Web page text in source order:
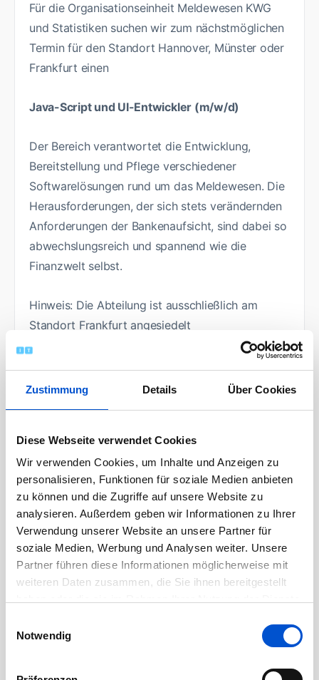
Zustimmung Details Über Cookies
Diese Webseite verwendet Cookies
Wir verwenden Cookies, um Inhalte und Anzeigen zu
personalisieren, Funktionen für soziale Medien anbieten
zu können und die Zugriffe auf unsere Website zu
analysieren. Außerdem geben wir Informationen zu Ihrer
Verwendung unserer Website an unsere Partner für
soziale Medien, Werbung und Analysen weiter. Unsere
Partner führen diese Informationen möglicherweise mit
weiteren Daten zusammen, die Sie ihnen bereitgestellt
Notwendig
Für die Organisationseinheit Meldewesen KWG
und Statistiken suchen wir zum nächstmöglichen
Termin für den Standort Hannover, Münster oder
Frankfurt einen
Java-Script und UI-Entwickler (m/w/d)
Der Bereich verantwortet die Entwicklung,
Bereitstellung und Pflege verschiedener
Softwarelösungen rund um das Meldewesen. Die
Herausforderungen, der sich stets verändernden
Anforderungen der Bankenaufsicht, sind dabei so
abwechslungsreich und spannend wie die
Finanzwelt selbst.
Hinweis: Die Abteilung ist ausschließlich am
Standort Frankfurt angesiedelt
Benefits bei der Finanz
Informatik
– neben flexiblen Arbeitszeiten, vergünstigten
Jobtickets oder der Möglichkeit mobil zu
arbeiten, gibt es noch einiges mehr.
Aufgaben:
Neu- und Weiterentwicklung der
Anwendung und Oberflächen mit Java und
TypeScript
Dokumentation von Testaktivitäten inkl.
Bearbeitung von Anfragen unserer internen